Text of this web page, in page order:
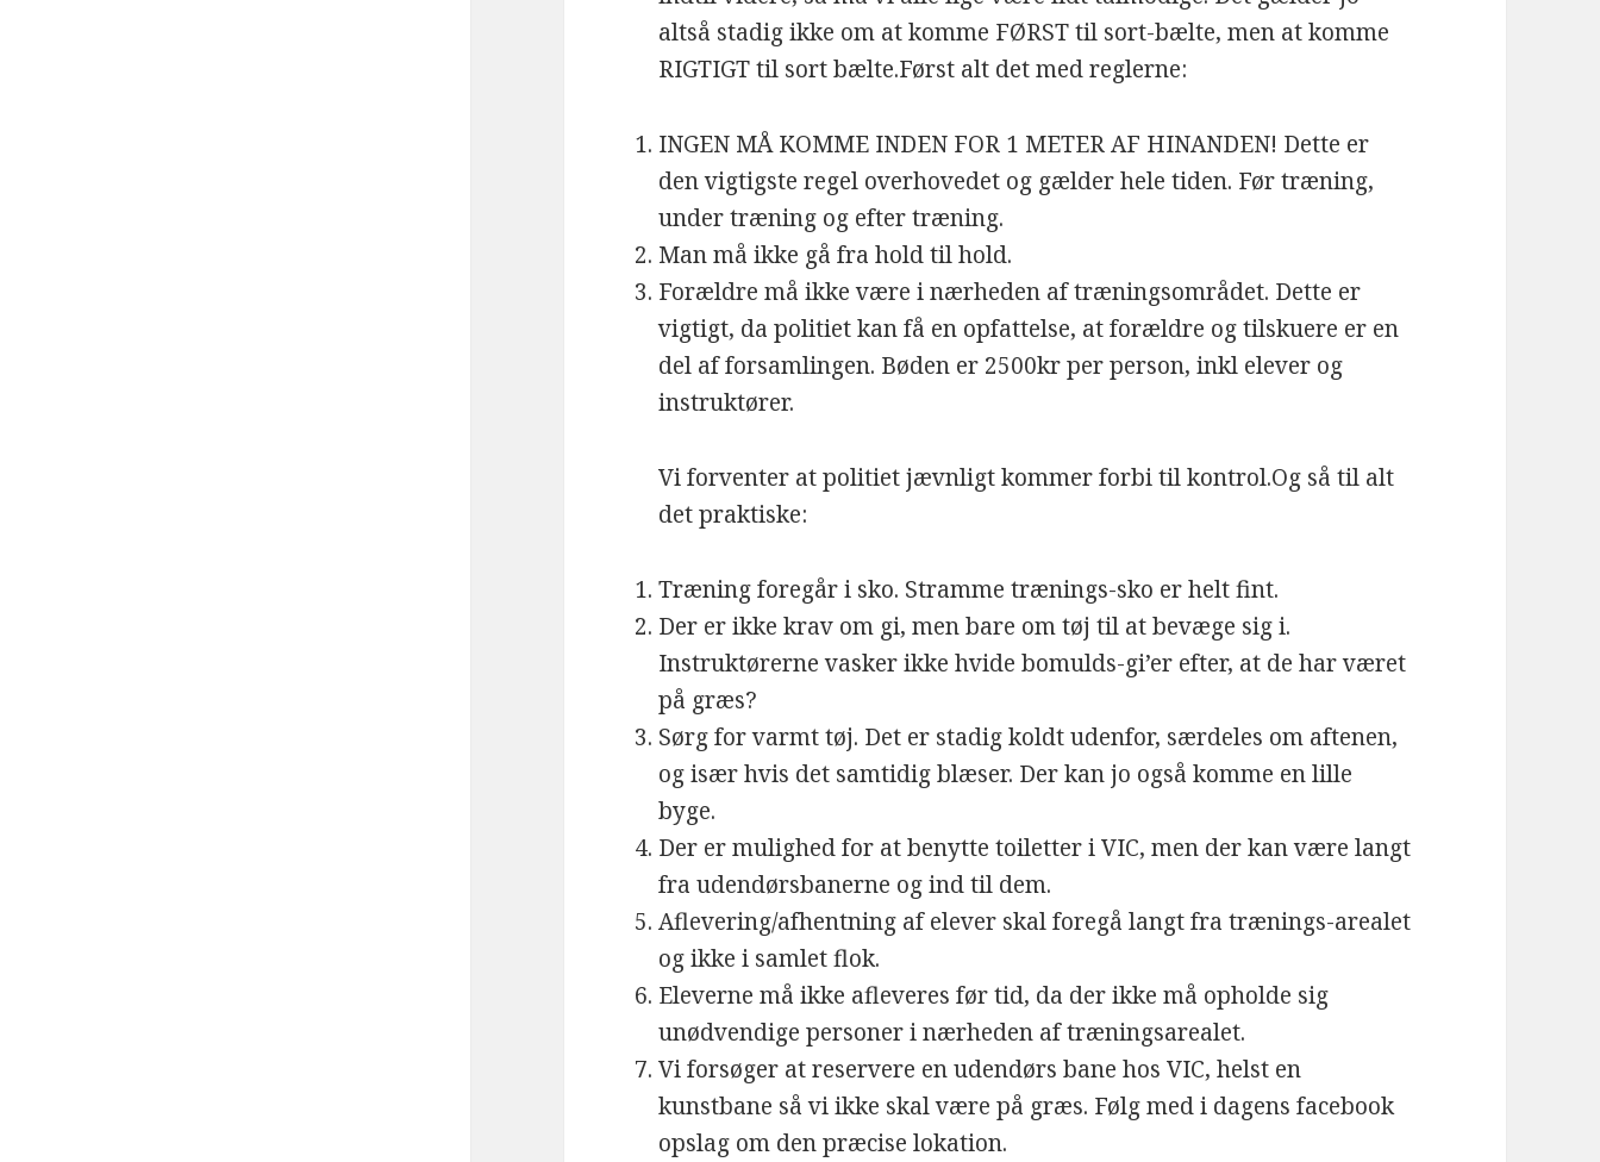
altså stadig ikke om at komme FØRST til sort-bælte, men at komme
RIGTIGT til sort bælte.Først alt det med reglerne:
INGEN MÅ KOMME INDEN FOR 1 METER AF HINANDEN! Dette er
den vigtigste regel overhovedet og gælder hele tiden. Før træning,
under træning og efter træning.
Man må ikke gå fra hold til hold.
Forældre må ikke være i nærheden af træningsområdet. Dette er
vigtigt, da politiet kan få en opfattelse, at forældre og tilskuere er en
del af forsamlingen. Bøden er 2500kr per person, inkl elever og
instruktører.
Vi forventer at politiet jævnligt kommer forbi til kontrol.Og så til alt
det praktiske:
Træning foregår i sko. Stramme trænings-sko er helt fint.
Der er ikke krav om gi, men bare om tøj til at bevæge sig i.
Instruktørerne vasker ikke hvide bomulds-gi’er efter, at de har været
på græs?
Sørg for varmt tøj. Det er stadig koldt udenfor, særdeles om aftenen,
og især hvis det samtidig blæser. Der kan jo også komme en lille
byge.
Der er mulighed for at benytte toiletter i VIC, men der kan være langt
fra udendørsbanerne og ind til dem.
Aflevering/afhentning af elever skal foregå langt fra trænings-arealet
og ikke i samlet flok.
Eleverne må ikke afleveres før tid, da der ikke må opholde sig
unødvendige personer i nærheden af træningsarealet.
Vi forsøger at reservere en udendørs bane hos VIC, helst en
kunstbane så vi ikke skal være på græs. Følg med i dagens facebook
opslag om den præcise lokation.